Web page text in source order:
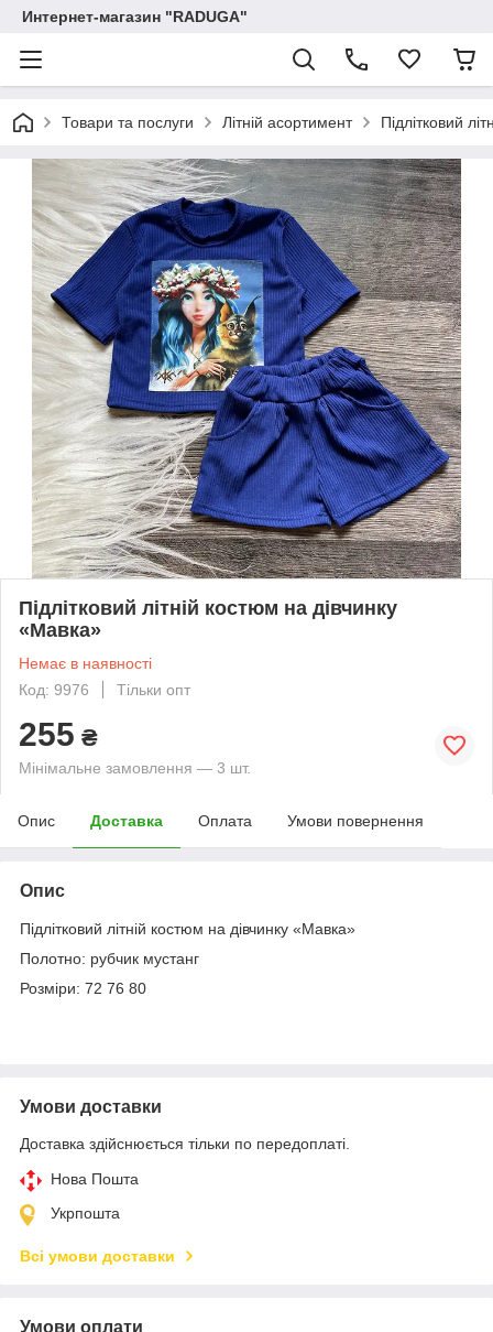
Интернет-магазин "RADUGA"
Товари та послуги Літній асортимент Підлітковий
Підлітковий літній костюм на дівчинку
«Мавка»
Немає в наявності
Код: 9976
Тільки опт
255 ₴
Мінімальне замовлення — 3 шт.
Опис Доставка Оплата Умови повернення
Опис
Підлітковий літній костюм на дівчинку «Мавка»
Полотно: рубчик мустанг
Розміри: 72 76 80
Умови доставки
Доставка здійснюється тільки по передоплаті.
Нова Пошта
Укрпошта
Всі умови доставки
Умови оплати